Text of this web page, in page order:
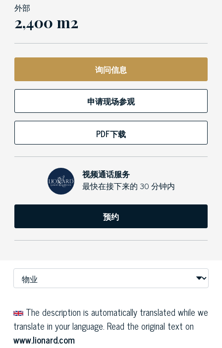
外部
2,400 m2
询问信息
申请现场参观
PDF下载
视频通话服务
最快在接下来的 30 分钟内
预约
The description is automatically translated while we
translate in your language. Read the original text on
www.lionard.com